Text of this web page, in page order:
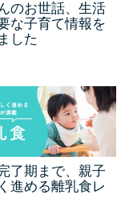
のお世話、生活
な子育て情報を
した
了期まで、親子
進める離乳食レ